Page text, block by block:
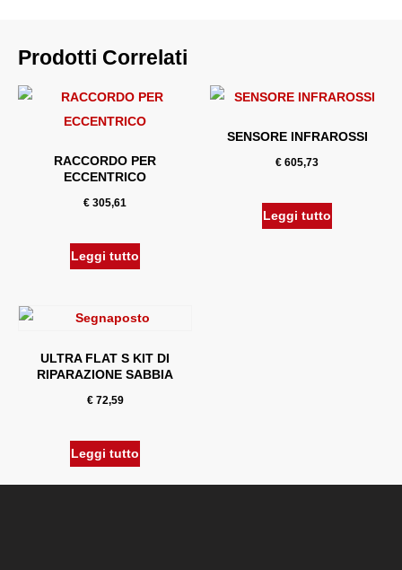
Prodotti Correlati
RACCORDO PER
ECCENTRICO
€ 305,61
Leggi tutto
SENSORE INFRAROSSI
€ 605,73
Leggi tutto
ULTRA FLAT S KIT DI
RIPARAZIONE SABBIA
€72,59
Leggi tutto